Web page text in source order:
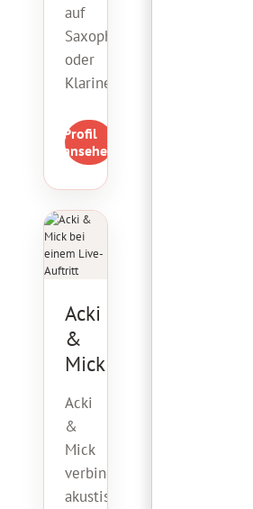
auf
Saxophon
oder
Klarinette.
Profil
ansehen
Acki
&
Mick
Acki
&
Mick
verbinden
akustische